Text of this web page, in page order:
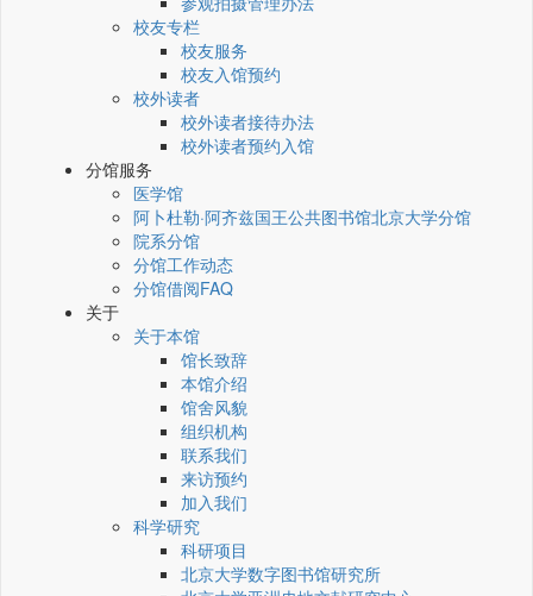
校友专栏
校友服务
校友入馆预约
校外读者
校外读者接待办法
校外读者预约入馆
分馆服务
医学馆
阿卜杜勒·阿齐兹国王公共图书馆北京大学分馆
院系分馆
分馆工作动态
分馆借阅FAQ
关于
关于本馆
馆长致辞
本馆介绍
馆舍风貌
组织机构
联系我们
来访预约
加入我们
科学研究
科研项目
北京大学数字图书馆研究所